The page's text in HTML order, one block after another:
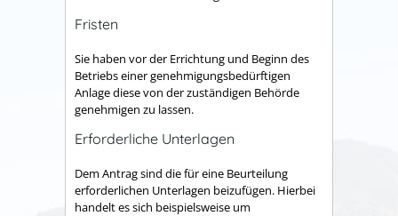
Fristen
Sie haben vorder Errichtung und Beginn des
Betriebseiner genehmigungsbedürftigen
Anlage diese von der zuständigen Behörde
genehmigen zu lassen.
Erforderliche Unterlagen
Dem Antrag sind die für eine Beurteilung
erforderlichen Unterlagen beizufügen. Hierbei
handelt es sich beispielsweise um